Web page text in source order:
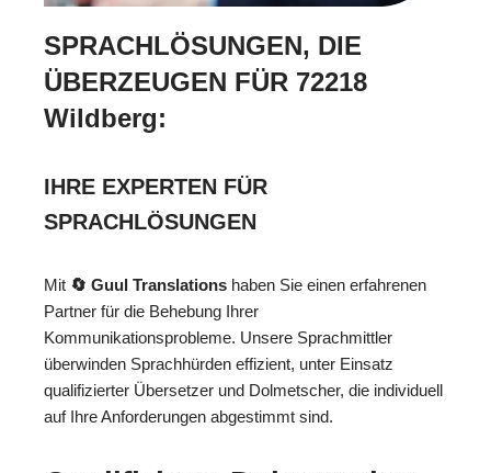
SPRACHLÖSUNGEN, DIE
ÜBERZEUGEN FÜR 72218
Wildberg:
IHRE EXPERTEN FÜR
SPRACHLÖSUNGEN
Mit 🔄 Guul Translations haben Sie einen erfahrenen
Partner für die Behebung Ihrer
Kommunikationsprobleme. Unsere Sprachmittler
überwinden Sprachhürden effizient, unter Einsatz
qualifizierter Übersetzer und Dolmetscher, die individuell
auf Ihre Anforderungen abgestimmt sind.